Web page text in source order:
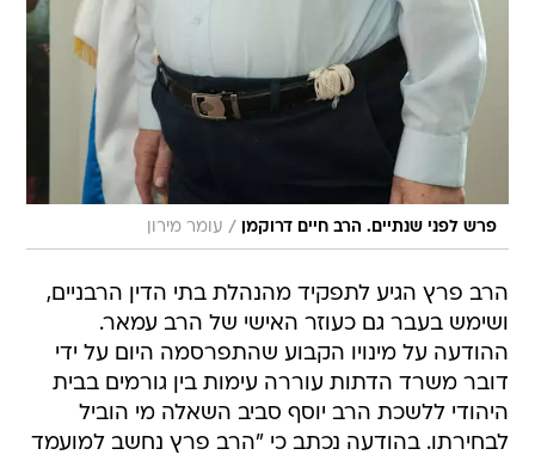
פרש לפני שנתיים. הרב חיים דרוקמן / עומר מירון
הרב פרץ הגיע לתפקיד מהנהלת בתי הדין הרבניים,
ושימש בעבר גם כעוזר האישי של הרב עמאר.
ההודעה על מינויו הקבוע שהתפרסמה היום על ידי
דובר משרד הדתות עוררה עימות בין גורמים בבית
היהודי ללשכת הרב יוסף סביב השאלה מי הוביל
לבחירתו. בהודעה נכתב כי "הרב פרץ נחשב למועמד